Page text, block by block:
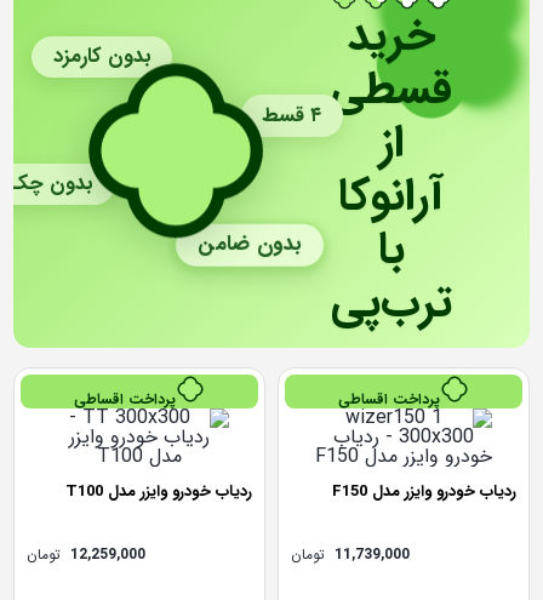
خرید
قسطی
از
آرانوکا
با
ترب‌پی
بدون کارمزد
۴ قسط
بدون چک
بدون ضامن
پرداخت اقساطی
ردیاب خودرو وایزر مدل F150
11,739,000 تومان
پرداخت اقساطی
ردیاب خودرو وایزر مدل T100
12,259,000 تومان